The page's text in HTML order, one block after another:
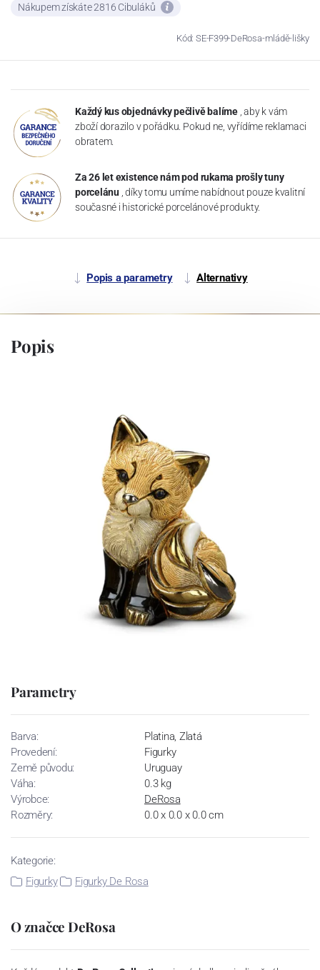
Nákupem získáte 2816 Cibuláků
Kód: SE-F399-DeRosa-mládě-lišky
Každý kus objednávky pečlivě balíme , aby k vám
zboží dorazilo v pořádku. Pokud ne, vyřídíme reklamaci
obratem.
Za 26 let existence nám pod rukama prošly tuny
porcelánu , díky tomu umíme nabídnout pouze kvalitní
současné i historické porcelánové produkty.
Popis a parametry Alternativy
Popis
Parametry
Barva:
Platina, Zlatá
Provedení:
Figurky
Země původu:
Uruguay
Váha:
0.3 kg
Výrobce:
DeRosa
Rozměry:
0.0 x 0.0 x 0.0 cm
Kategorie:
Figurky
Figurky De Rosa
O značce DeRosa